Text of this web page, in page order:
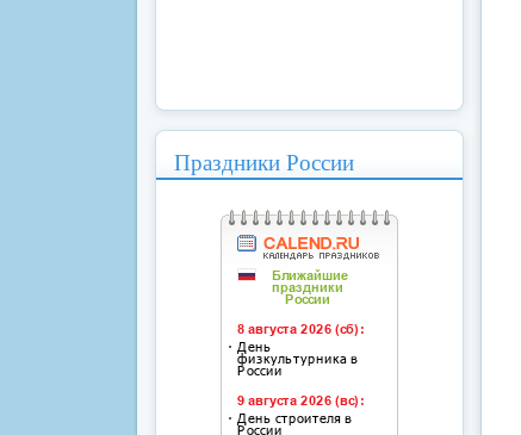
Праздники России